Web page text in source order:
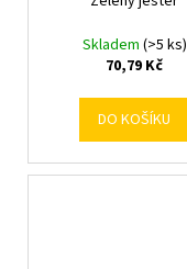
Skladem (>5 ks)
70,79 Kč
DO KOŠÍKU